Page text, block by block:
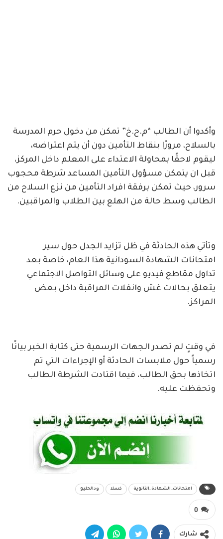
وأكدوا أن الطالب “م.ح.خ” تمكن من دخول حرم المدرسة
بالسلاح، مرورًا بنقاط التأمين دون أن يتم اعتراضه،
ليقوم لاحقًا بمحاولة الاعتداء على المعلم داخل المركز،
قبل ان يتمكن مسؤول التأمين المساعد شرطة محجوب
سرور، حيث تمكن برفقة افراد التأمين من نزع السلاح من
الطالب وسط حالة من الهلع بين الطلاب والمراقبين.
وتأتي هذه الحادثة في ظل تزايد الجدل حول سير
امتحانات الشهادة السودانية هذا العام، خاصة بعد
تداول مقاطع فيديو على وسائل التواصل الاجتماعي
يتعلق بحالات غش وانفلات المراقبة داخل بعض
المراكز.
في وقتٍ لم تصدر الجهات الرسمية حتى كتابة الخبر بيانًا
رسمياً حول ملابسات الحادثة أو الإجراءات التي تم
اتخاذها بحق الطالب، فيما اقتادت الشرطة الطالب
وتحفظت عليه.
امتحانات_الشهادة_الثانوية كسلا ودالحليو
0
شارك